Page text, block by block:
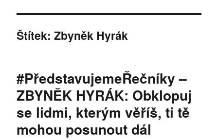
Štítek:Zbyněk Hyrák
#PředstavujemeŘečníky –
ZBYNĚK HYRÁK: Obklopuj
se lidmi, kterým věříš, ti tě
mohou posunout dál